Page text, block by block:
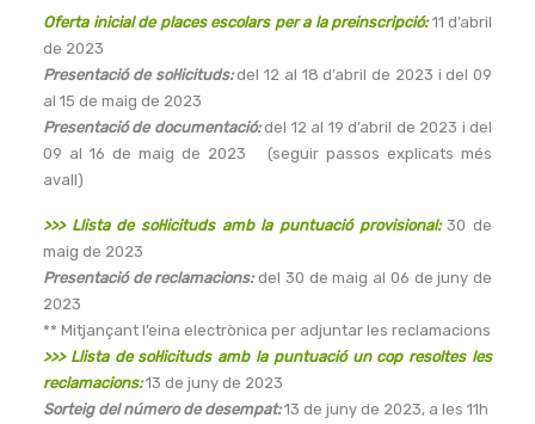
Oferta inicial de places escolars per a la preinscripció:11 d’abril
de 2023
Presentació de sol·licituds:del 12 al 18 d’abril de 2023 i del 09
al 15 de maig de 2023
Presentació de documentació:del 12 al 19 d’abril de 2023 i del
09 al 16 de maig de 2023 (seguir passos explicats més
avall)
>>> Llista de sol·licituds amb la puntuació provisional:30 de
maig de 2023
Presentació de reclamacions:del 30 de maig al 06 de juny de
2023
** Mitjançant l’eina electrònica per adjuntar les reclamacions
>>> Llista de sol·licituds amb la puntuació un cop resoltes les
reclamacions:13 de juny de 2023
Sorteig del número de desempat:13 de juny de 2023, a les 11h